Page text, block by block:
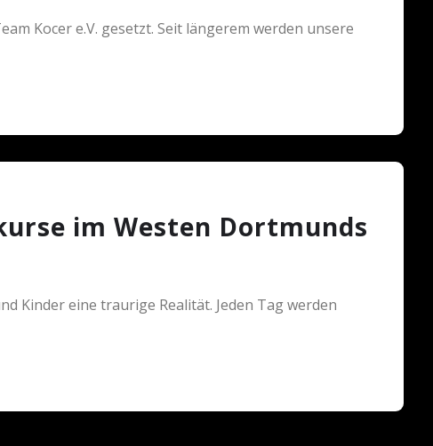
Kocer e.V. gesetzt. Seit längerem werden unsere
im Westen Dortmunds
Kinder eine traurige Realität. Jeden Tag werden